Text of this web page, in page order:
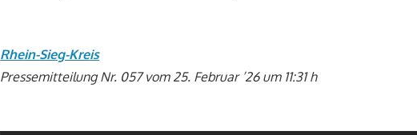
Rhein-Sieg-Kreis
Pressemitteilung Nr. 057 vom 25. Februar ’26 um 11:31 h